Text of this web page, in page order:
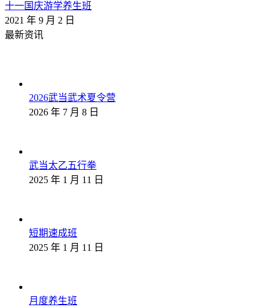
十一国庆游学养生班
2021 年 9 月 2 日
最新资讯
2026武当武术夏令营
2026 年 7 月 8 日
武当太乙五行拳
2025 年 1 月 11 日
短期速成班
2025 年 1 月 11 日
月度养生班